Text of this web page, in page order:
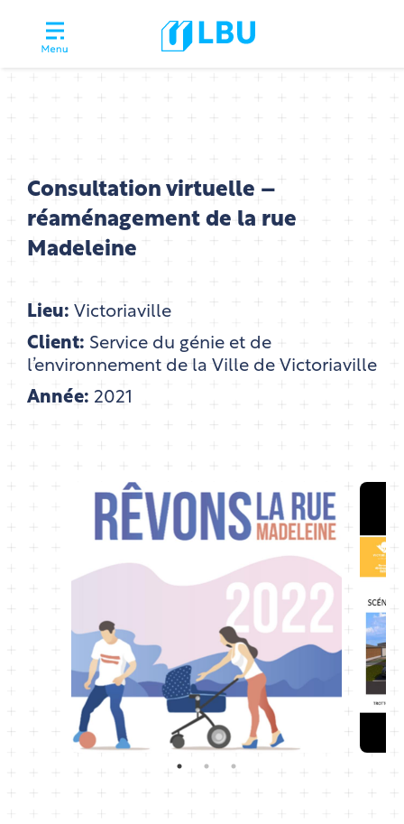
Consultation virtuelle –
réaménagement de la rue
Madeleine
Lieu: Victoriaville
Client: Service du génie et de
l’environnement de la Ville de Victoriaville
Année: 2021